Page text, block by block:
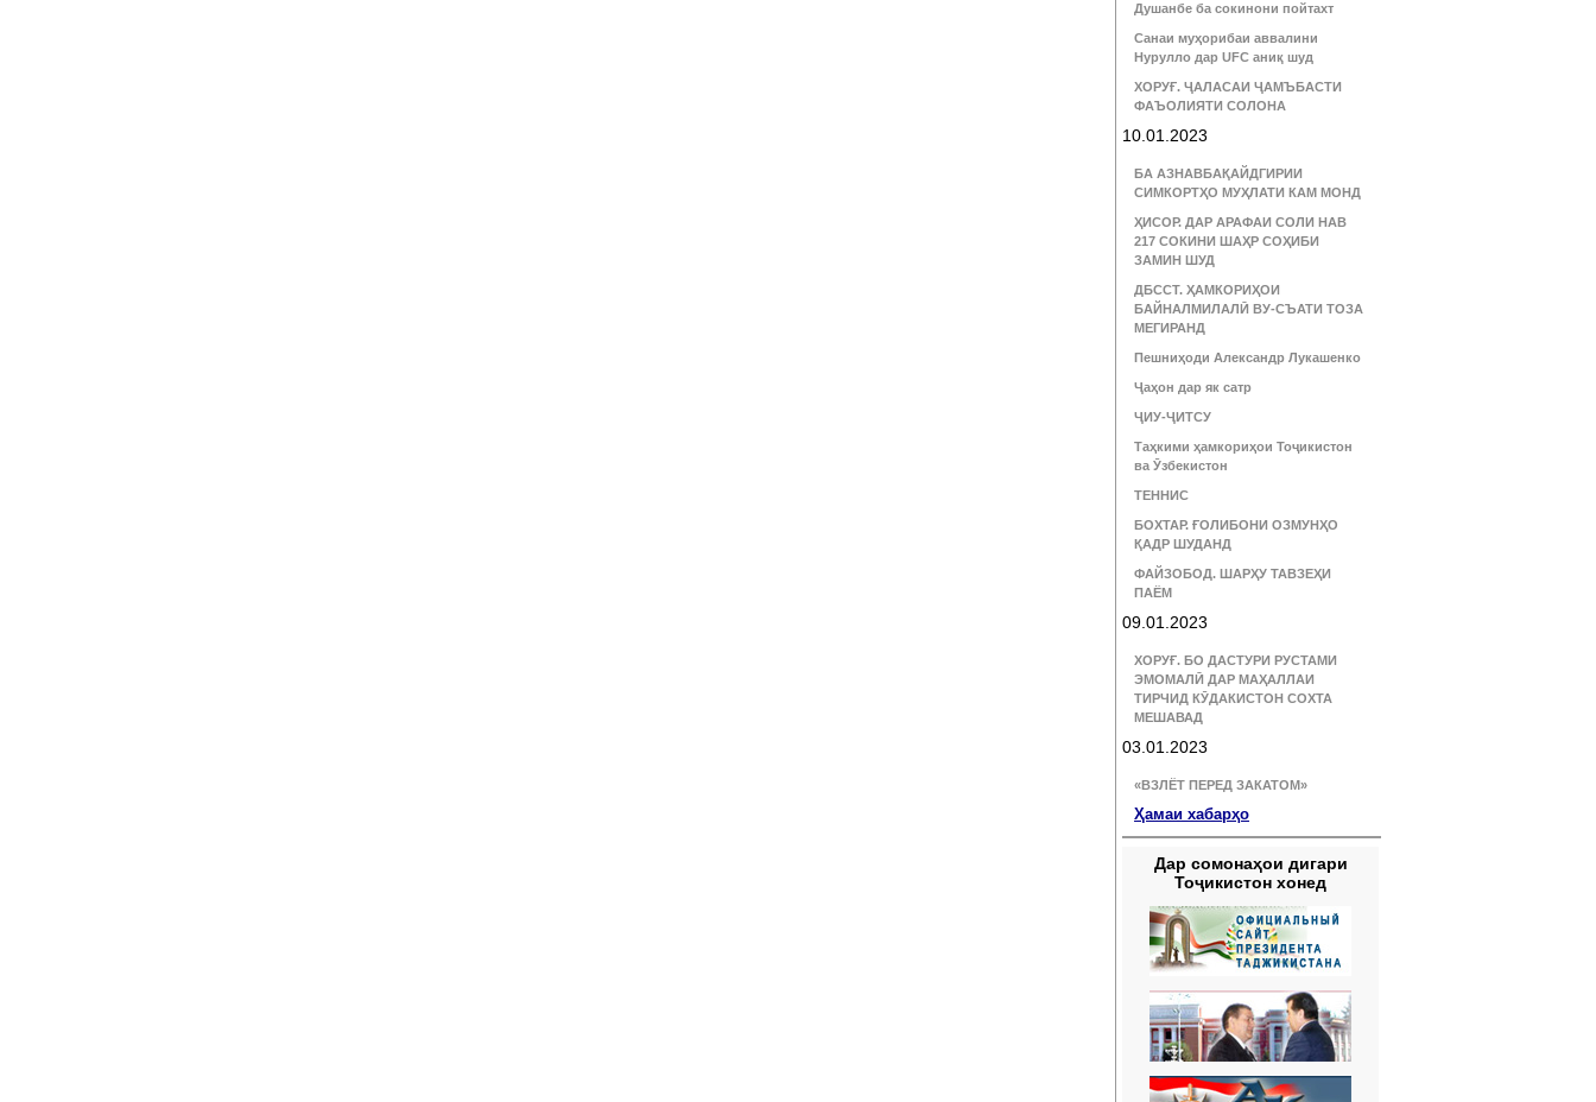
Душанбе ба сокинони пойтахт
Санаи муҳорибаи аввалини
Нурулло дар UFC аниқ шуд
ХОРУҒ. ҶАЛАСАИ ҶАМЪБАСТИ
ФАЪОЛИЯТИ СОЛОНА
10.01.2023
БА АЗНАВБАҚАЙДГИРИИ
СИМКОРТҲО МУҲЛАТИ КАМ МОНД
ҲИСОР. ДАР АРАФАИ СОЛИ НАВ
217 СОКИНИ ШАҲР СОҲИБИ
ЗАМИН ШУД
ДБССТ. ҲАМКОРИҲОИ
БАЙНАЛМИЛАЛӢ ВУ-СЪАТИ ТОЗА
МЕГИРАНД
Пешниҳоди Александр Лукашенко
Ҷаҳон дар як сатр
ҶИУ-ҶИТСУ
Таҳкими ҳамкориҳои Тоҷикистон
ва Ӯзбекистон
ТЕННИС
БОХТАР. ҒОЛИБОНИ ОЗМУНҲО
ҚАДР ШУДАНД
ФАЙЗОБОД. ШАРҲУ ТАВЗЕҲИ
ПАЁМ
09.01.2023
ХОРУҒ. БО ДАСТУРИ РУСТАМИ
ЭМОМАЛӢ ДАР МАҲАЛЛАИ
ТИРЧИД КӮДАКИСТОН СОХТА
МЕШАВАД
03.01.2023
«ВЗЛЁТ ПЕРЕД ЗАКАТОМ»
Ҳамаи хабарҳо
Дар сомонаҳои дигари
Тоҷикистон хонед